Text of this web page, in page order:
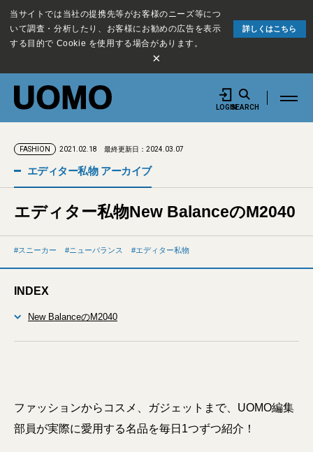
当サイトでは当社の提携先等がお客様のニーズ等につ
いて調査・分析したり、お客様にお勧めの広告を表示
する目的で Cookie を使用する場合があります。
詳しくはこちら
×
LOGINSEARCH
FASHION 2021.02.18 最終更新日：2024.03.07
エディター私物 アーカイブ
エディター私物New BalanceのM2040
スニーカー ニューバランス エディター私物
INDEX
New BalanceのM2040
ファッションからコスメ、ガジェットまで、UOMO編集
部員が実際に愛用する名品を毎日1つずつ紹介！